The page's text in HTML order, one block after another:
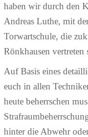
haben wir durch den
Andreas Luthe, mit
Torwartschule, die
Rönkhausen vertreten
Auf Basis eines
euch in allen
heute beherrschen
hinter die Abwehr